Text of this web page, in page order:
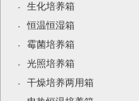
·
生化培养箱
·
恒温恒湿箱
·
霉菌培养箱
·
光照培养箱
·
干燥培养两用箱